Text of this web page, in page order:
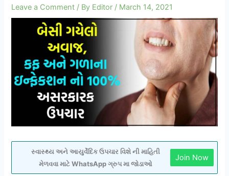
Leave a Comment / By Editor / March 14, 2021
સ્વાસ્થ્ય અને આયુર્વેદિક ઉપચાર વિશે ની માહિતી
મેળવવા માટે WhatsApp ગ્રુપ મા જોડાઓ
Join Now